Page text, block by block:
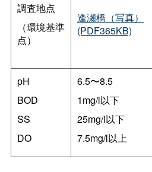
調査地点
（環境基準
点）
逢瀬橋（写真）
(PDF365KB)
pH
BOD
SS
DO
6.5〜8.5
1mg/l以下
25mg/l以下
7.5mg/l以上